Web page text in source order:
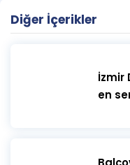
materyallerin
çalışmalarında
Etkinlik
benzeri kişisel
Diğer İçerikler
İzmir
en